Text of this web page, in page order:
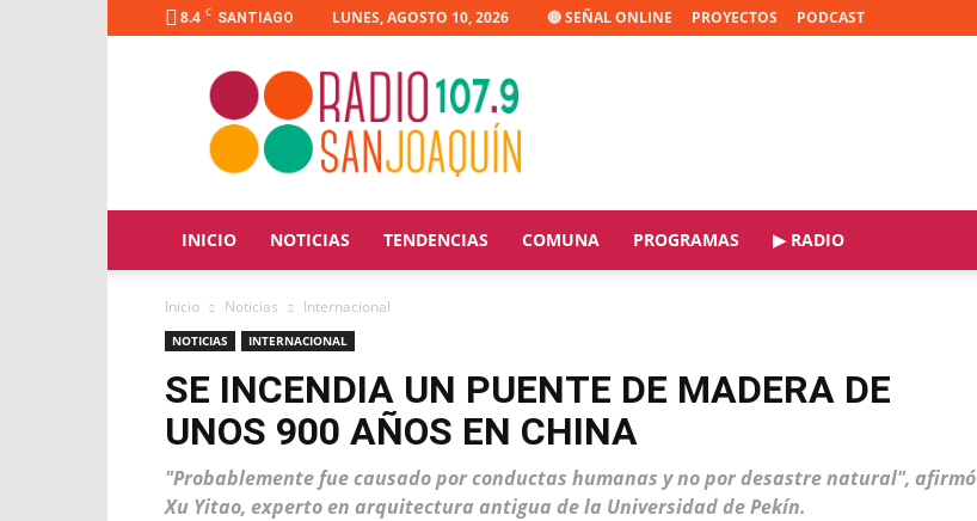
8.4 C SANTIAGO LUNES, AGOSTO 10, 2026 🔴 SEÑAL ONLINE PROYECTOS PODCAST
Radio
Joaquín
INICIO NOTICIAS TENDENCIAS COMUNA PROGRAMAS ▶ RADIO
Inicio Noticias Internacional
NOTICIAS INTERNACIONAL
SE INCENDIA UN PUENTE DE MADERA DE
UNOS 900 AÑOS EN CHINA
"Probablemente fue causado por conductas humanas y no por desastre natural", afirmó
Xu Yitao, experto en arquitectura antigua de la Universidad de Pekín.